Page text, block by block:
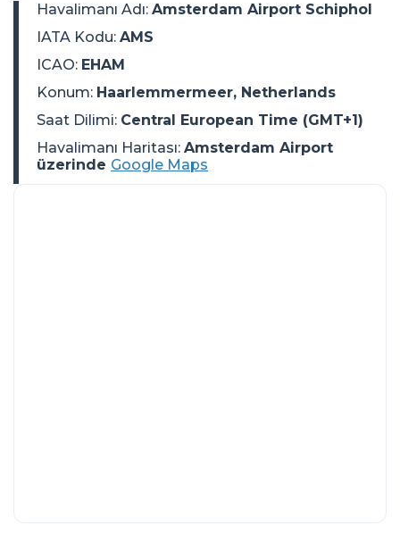
Havalimanı Adı: Amsterdam Airport Schiphol
IATA Kodu: AMS
ICAO: EHAM
Konum: Haarlemmermeer, Netherlands
Saat Dilimi: Central European Time (GMT+1)
Havalimanı Haritası: Amsterdam Airport
üzerinde Google Maps